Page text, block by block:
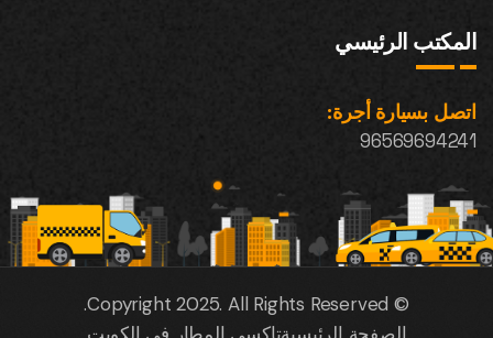
المكتب الرئيسي
اتصل بسيارة أجرة:
96569694241
© Copyright 2025. All Rights Reserved.